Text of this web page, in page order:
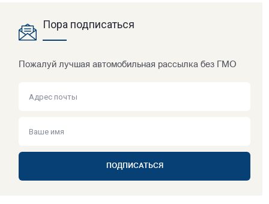
Пора подписаться
Пожалуй лучшая автомобильная рассылка без ГМО
ПОДПИСАТЬСЯ